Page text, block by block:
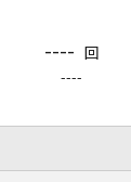
---- 回
----